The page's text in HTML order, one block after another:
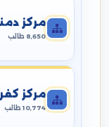
مركز
8,650 طالب
مركز كفر
10,774 طالب